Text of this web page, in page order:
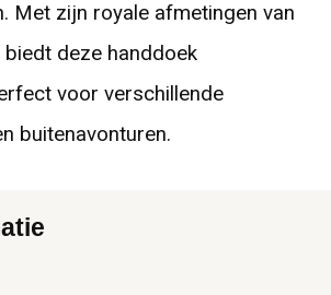
Met zijn royale afmetingen van
deze handdoek
voor verschillende
buitenavonturen.